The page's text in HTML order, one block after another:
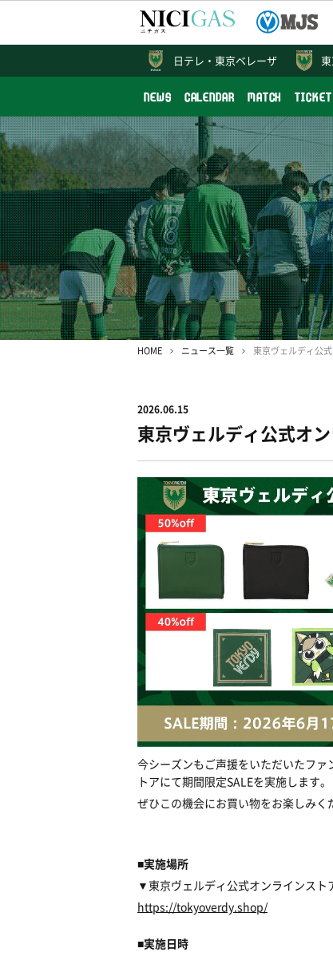
NEWS CALENDAR MATCH TICKET
日テレ・ 東京ベレーザ
HOME ニュース一覧
2026.06.15
東京ヴェルディ公式オ
今シーズンもご声援をいただいたフ
トアにて期間限定SALEを実施します。
ぜひこの機会にお買い物をお楽しみく
■実施場所
▼東京ヴェルディ公式オンラインスト
https://tokyoverdy.shop/
■実施日時